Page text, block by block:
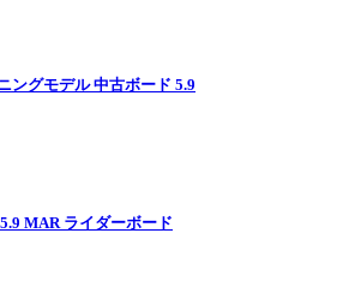
ングモデル 中古ボード 5.9
MAR ライダーボード